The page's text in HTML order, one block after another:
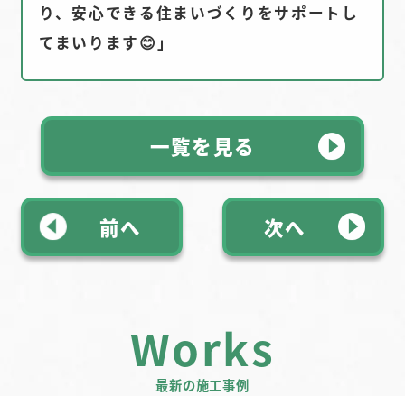
り、安心できる住まいづくりをサポートし
てまいります😊」
前へ
一覧を見る
次へ
Works
最新の施工事例